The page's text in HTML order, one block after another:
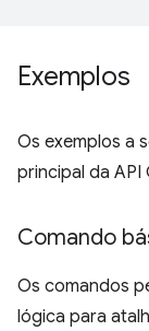
Exemplos
Os exemplos a
principal da API
Comando
Os comandos
lógica para